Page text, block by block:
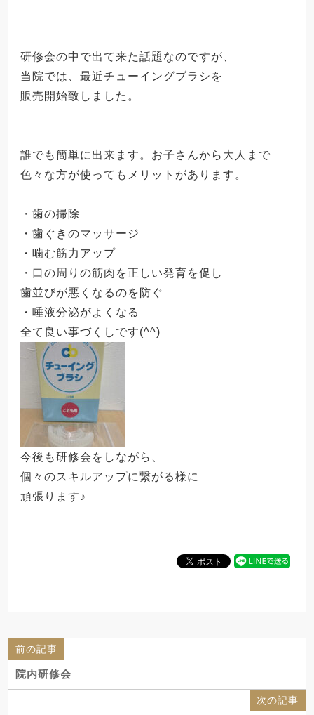
研修会の中で出て来た話題なのですが、
当院では、最近チューイングブラシを
販売開始致しました。
誰でも簡単に出来ます。 お子さんから大人まで
色々な方が使っても メリットがあります。
・歯の掃除
・歯ぐきのマッサージ
・噛む筋力アップ
・口の周りの筋肉を正しい発育を促し
歯並びが悪くなるのを防ぐ
・唾液分泌がよくなる
全て良い事づくしです(^^)
今後も研修会をしながら、
個々のスキルアップに繋がる様に
頑張ります♪
前の記事
院内研修会
次の記事